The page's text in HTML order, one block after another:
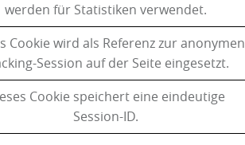
werden für Statistiken verwendet.
Cookie wird als Referenz zur anonymen
Session auf der Seite eingesetzt.
Cookie speichert eine eindeutige
Session-ID.